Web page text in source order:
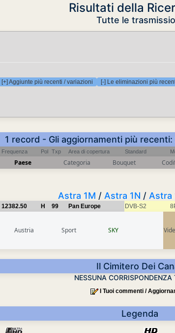
Risultati della
Tutte le
[+] Aggiunte più recenti / variazioni [-] Le eliminazioni più
1 record - Gli aggiornamenti più
Frequenza Pol Txp Area di copertura Standard
Paese Categoria Bouquet
Astra 1M / Astra 1N / Astra
12382.50 H 99 Pan Europe DVB-S2
Austria Sport SKY
Il Cimitero Dei
NESSUNA CORRISPONDENZA
I Tuoi commenti /
Legenda